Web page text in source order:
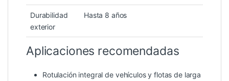
Durabilidad
exterior
Hasta 8 años
Aplicaciones recomendadas
Rotulación integral de vehículos y flotas de larga